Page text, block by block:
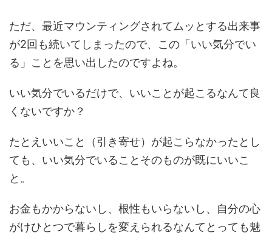
ただ、最近マウンティングされてムッとする出来事
が2回も続いてしまったので、この「いい気分でい
る」ことを思い出したのですよね。
いい気分でいるだけで、いいことが起こるなんて良
くないですか？
たとえいいこと（引き寄せ）が起こらなかったとし
ても、いい気分でいることそのものが既にいいこ
と。
お金もかからないし、根性もいらないし、自分の心
がけひとつで暮らしを変えられるなんてとっても魅